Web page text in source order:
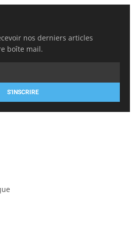
nos derniers articles
boîte mail.
S'INSCRIRE